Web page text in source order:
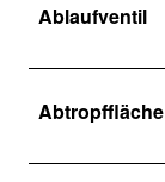
Ablaufventil
Abtropffläche